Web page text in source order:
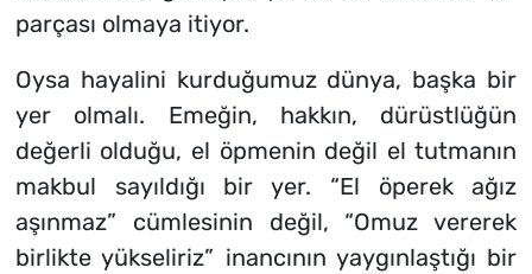
parçası olmaya itiyor.
Oysa hayalini kurduğumuz dünya, başka bir
yer olmalı. Emeğin, hakkın, dürüstlüğün
değerli olduğu, el öpmenin değil el tutmanın
makbul sayıldığı bir yer. “El öperek ağız
aşınmaz” cümlesinin değil, “Omuz vererek
birlikte yükseliriz” inancının yaygınlaştığı bir